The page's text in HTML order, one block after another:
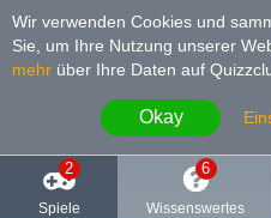
Wir verwenden Cookies und
Sie, um Ihre Nutzung unserer
mehr über Ihre Daten auf
Okay
2
Spiele
6
Wissenswertes